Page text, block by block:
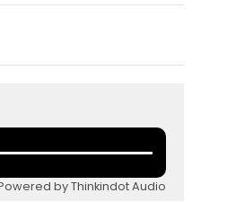
by Thinkindot Audio